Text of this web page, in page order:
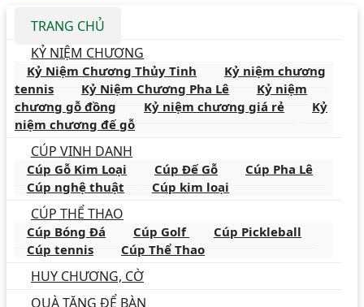
TRANG CHỦ
KỶ NIỆM CHƯƠNG
Kỷ Niệm Chương Thủy Tinh
Kỷ niệm chương
tennis
Kỷ Niệm Chương Pha Lê
Kỷ niệm
chương gỗ đồng
Kỷ niệm chương giá rẻ
Kỷ
niệm chương đế gỗ
CÚP VINH DANH
Cúp Gỗ Kim Loại Cúp Đế Gỗ
Cúp Pha Lê
Cúp nghệ thuật
Cúp kim loại
CÚP THỂ THAO
Cúp Bóng Đá Cúp Golf
Cúp Pickleball
Cúp tennis
Cúp Thể Thao
HUY CHƯƠNG, CỜ
QUÀ TẶNG ĐỂ BÀN